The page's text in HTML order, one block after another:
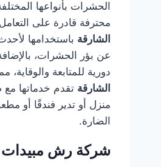
الحشرات بأنواعها
محترفة قادرة على
الشارقة باستخدامها
عن بؤر الحشرات،
دورية للمتابعة
الشارقة تقدم خدماتها مع
منزل أو تدير فندقًا أو
الضارة.
شركة رش مبيدات